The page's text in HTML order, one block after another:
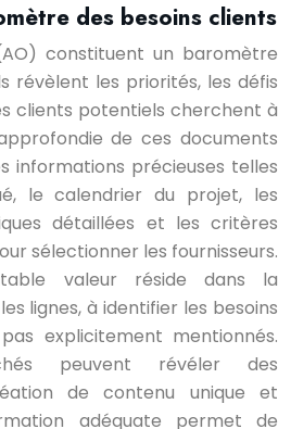
des besoins clients
constituent un baromètre
révèlent les priorités, les défis
clients potentiels cherchent à
de ces documents
informations précieuses telles
le calendrier du projet, les
détaillées et les critères
sélectionner les fournisseurs.
valeur réside dans la
lignes, à identifier les besoins
explicitement mentionnés.
peuvent révéler des
de contenu unique et
adéquate permet de